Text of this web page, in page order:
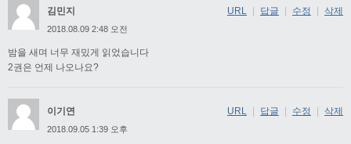
김민지
2018.08.09 2:48 오전
밤을 새며 너무 재밌게 읽었습니다
2권은 언제 나오나요?
URL 답글 수정 삭제
이기연
2018.09.05 1:39 오후
URL 답글 수정 삭제